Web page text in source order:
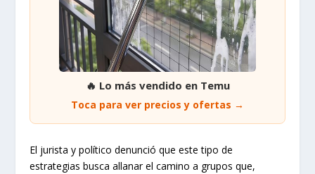
🔥 Lo más vendido en Temu
Toca para ver precios y ofertas →
El jurista y político denunció que este tipo de
estrategias busca allanar el camino a grupos que,